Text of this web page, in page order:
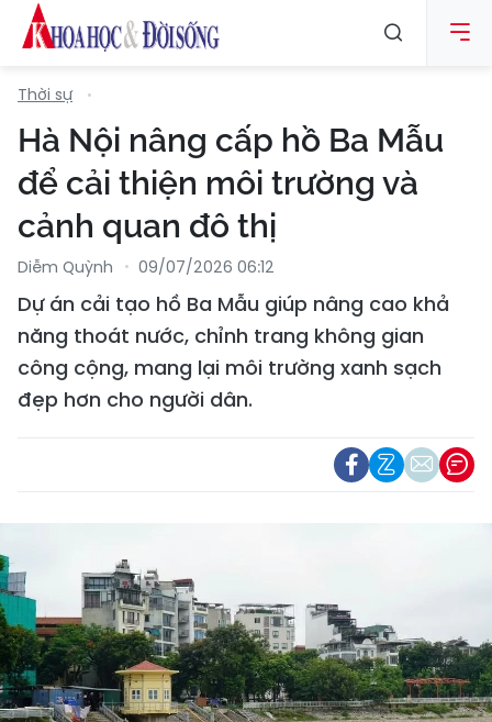
Thời sự
Hà Nội nâng cấp hồ Ba Mẫu
để cải thiện môi trường và
cảnh quan đô thị
Diễm Quỳnh 09/07/2026 06:12
Dự án cải tạo hồ Ba Mẫu giúp nâng cao khả
năng thoát nước, chỉnh trang không gian
công cộng, mang lại môi trường xanh sạch
đẹp hơn cho người dân.